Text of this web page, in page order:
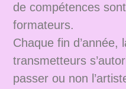
de compétences
formateurs.
Chaque fin d’année,
transmetteurs
passer ou non